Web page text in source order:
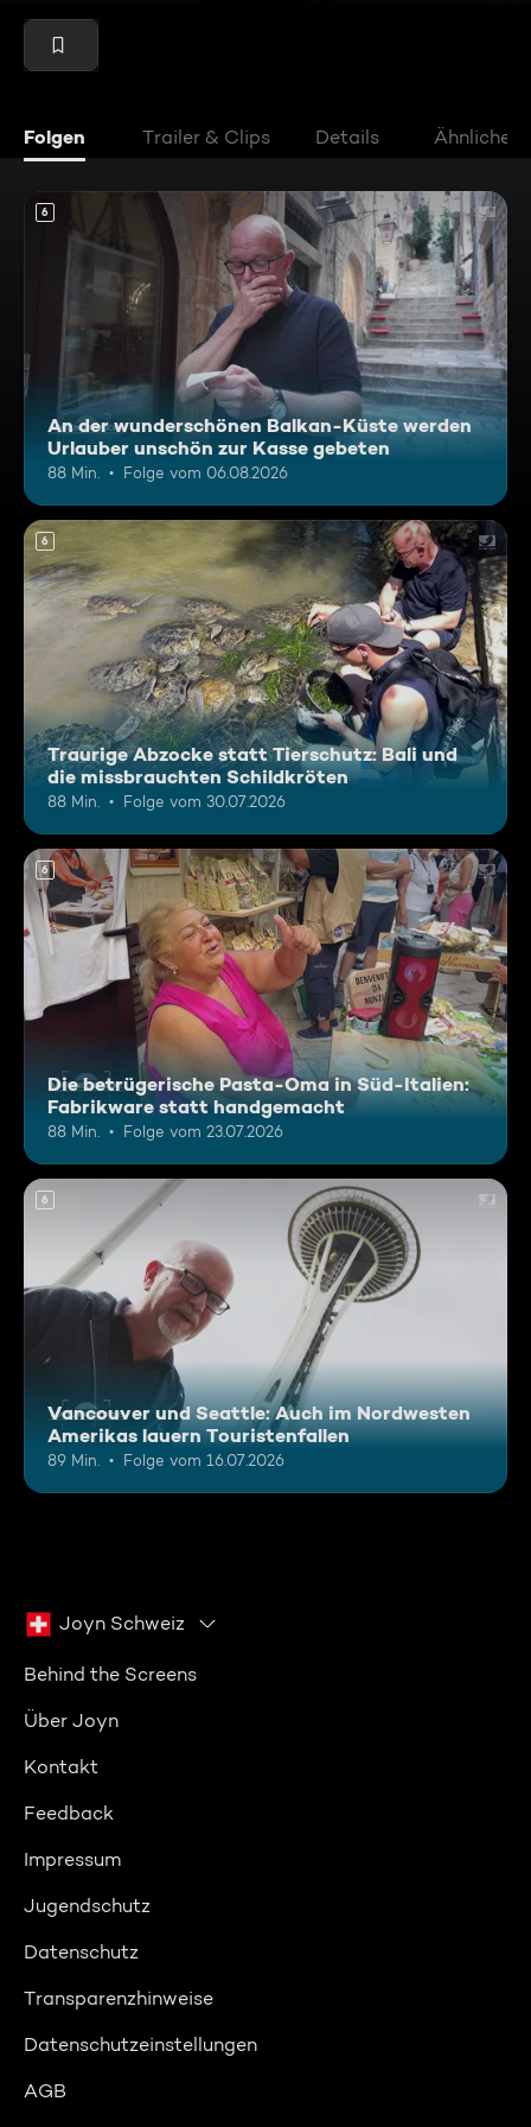
Folgen Trailer & Clips Details Ähnliche
6
An der wunderschönen Balkan-Küste werden
Urlauber unschön zur Kasse gebeten
88 Min. Folge vom 06.08.2026
6
Traurige Abzocke statt Tierschutz: Bali und
die missbrauchten Schildkröten
88 Min. Folge vom 30.07.2026
6
Die betrügerische Pasta-Oma in Süd-Italien:
Fabrikware statt handgemacht
88 Min. Folge vom 23.07.2026
6
Vancouver und Seattle: Auch im Nordwesten
Amerikas lauern Touristenfallen
89 Min. Folge vom 16.07.2026
Joyn Schweiz
Behind the Screens
Über Joyn
Kontakt
Feedback
Impressum
Jugendschutz
Datenschutz
Transparenzhinweise
Datenschutzeinstellungen
AGB